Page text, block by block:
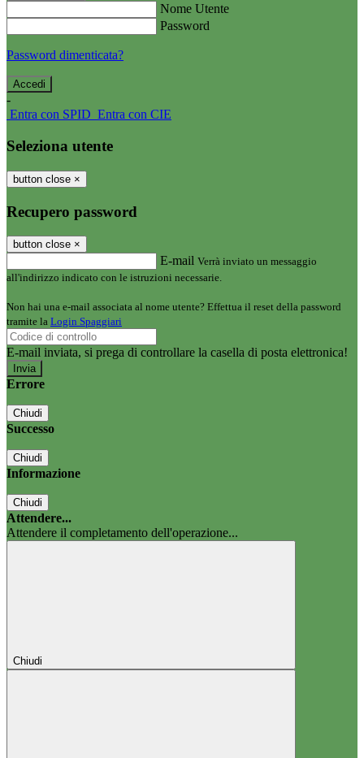
Nome Utente
Password
Password dimenticata?
-
Entra con SPID Entra con CIE
Seleziona utente
button close ×
Recupero password
button close ×
E-mail Verrà inviato un messaggio
all'indirizzo indicato con le istruzioni necessarie.
Non hai una e-mail associata al nome utente? Effettua il reset della password
tramite la Login Spaggiari
E-mail inviata, si prega di controllare la casella di posta elettronica!
Errore
Chiudi
Successo
Chiudi
Informazione
Chiudi
Attendere...
Attendere il completamento dell'operazione...
Chiudi